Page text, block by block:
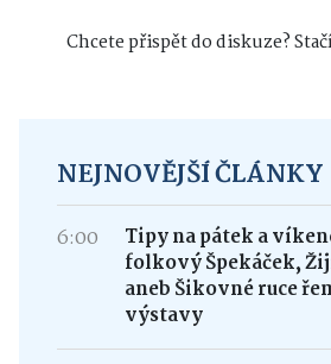
Chcete přispět do diskuze?
NEJNOVĚJŠÍ ČLÁNKY
6:00
Tipy na pátek a
folkový Špekáček,
aneb Šikovné ruce
výstavy